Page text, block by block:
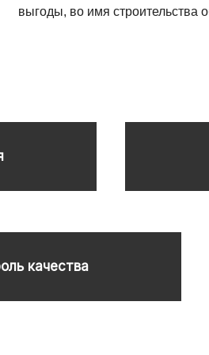
выгоды, во имя строительства
качества